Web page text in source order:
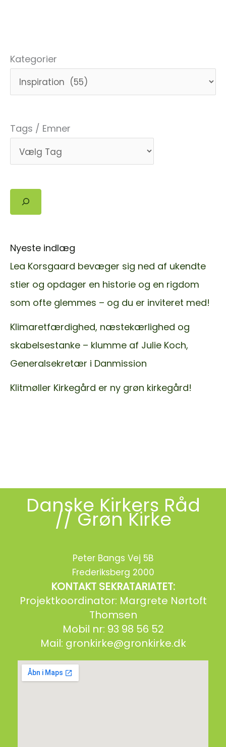
første
på
Bornholm!
Kategorier
Tags / Emner
Søg
Nyeste indlæg
Lea Korsgaard bevæger sig ned af ukendte
stier og opdager en historie og en rigdom
som ofte glemmes – og du er inviteret med!
Klimaretfærdighed, næstekærlighed og
skabelsestanke – klumme af Julie Koch,
Generalsekretær i Danmission
Klitmøller Kirkegård er ny grøn kirkegård!
Danske Kirkers Råd
// Grøn Kirke
Peter Bangs Vej 5B
Frederiksberg 2000
KONTAKT SEKRATARIATET:
Projektkoordinator: Margrete Nørtoft
Thomsen
Mobil nr: 93 98 56 52
Mail: gronkirke@gronkirke.dk